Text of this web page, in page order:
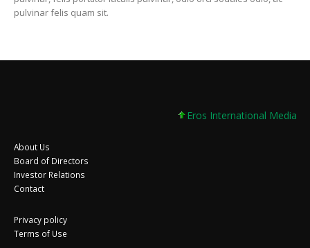
pulvinar felis quam sit.
Eros International Media
About Us
Board of Directors
Investor Relations
Contact
Privacy policy
Terms of Use